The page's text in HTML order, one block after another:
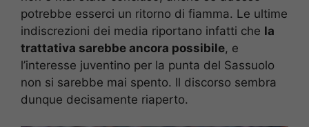
potrebbe esserci un ritorno di fiamma. Le ultime
indiscrezioni dei media riportano infatti che la
trattativa sarebbe ancora possibile, e
l’interesse juventino per la punta del Sassuolo
non si sarebbe mai spento. Il discorso sembra
dunque decisamente riaperto.